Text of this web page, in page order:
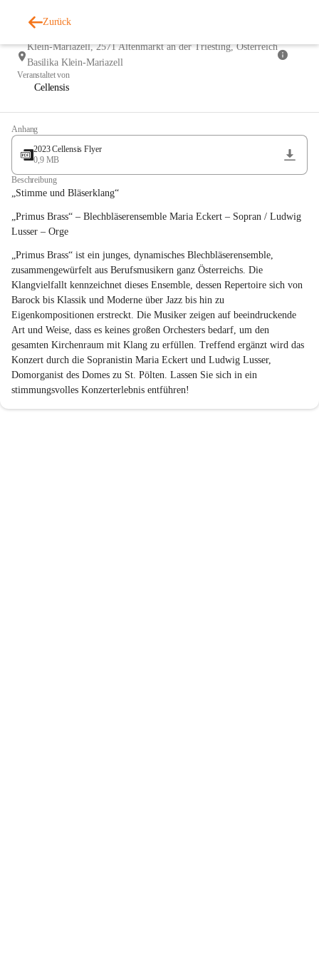
Zurück
Cellensis "Sonntagskonzert"
Klein-Mariazell, 2571 Altenmarkt an der Triesting, Österreich
Basilika Klein-Mariazell
Veranstaltet von
Cellensis
Anhang
2023 Cellensis Flyer
0,9 MB
Beschreibung
„Stimme und Bläserklang“
„Primus Brass“ – Blechbläserensemble Maria Eckert – Sopran / Ludwig
Lusser – Orge
„Primus Brass“ ist ein junges, dynamisches Blechbläserensemble,
zusammengewürfelt aus Berufsmusikern ganz Österreichs. Die
Klangvielfallt kennzeichnet dieses Ensemble, dessen Repertoire sich von
Barock bis Klassik und Moderne über Jazz bis hin zu
Eigenkompositionen erstreckt. Die Musiker zeigen auf beeindruckende
Art und Weise, dass es keines großen Orchesters bedarf, um den
gesamten Kirchenraum mit Klang zu erfüllen. Treffend ergänzt wird das
Konzert durch die Sopranistin Maria Eckert und Ludwig Lusser,
Domorganist des Domes zu St. Pölten. Lassen Sie sich in ein
stimmungsvolles Konzerterlebnis entführen!